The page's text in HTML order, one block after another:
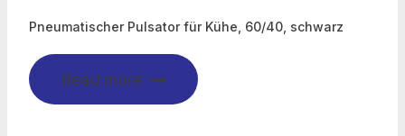
Pneumatischer Pulsator für Kühe, 60/40, schwarz
Read more